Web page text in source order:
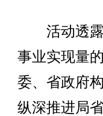
活动透露
事业实现量
委、省政府
纵深推进局